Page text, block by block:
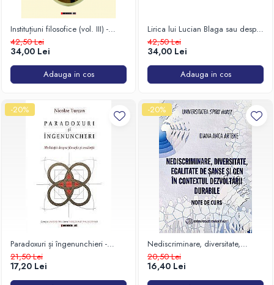
Instituțiuni filosofice (vol. III) -
Filosofia morală
42,50 Lei
34,00 Lei
Adauga in cos
Lirica lui Lucian Blaga sau despre
mersul gândirii producătoare
42,50 Lei
34,00 Lei
Adauga in cos
-20%
Paradoxuri și îngenunchieri -
meditații despre filosofie și
credință
21,50 Lei
17,20 Lei
-20%
Nediscriminare, diversitate,
egalitate de șanse și gen în
contextul dezvoltării durabile
(note de curs)
20,50 Lei
16,40 Lei